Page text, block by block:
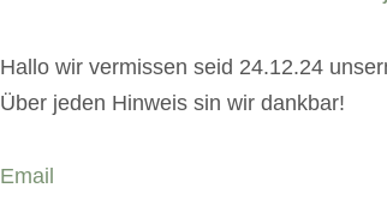
Hallo wir vermissen seid 24.12.24
Über jeden Hinweis sin wir dankbar!
Email